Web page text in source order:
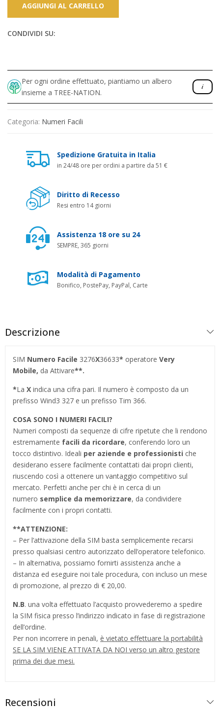
AGGIUNGI AL CARRELLO
CONDIVIDI SU:
Per ogni ordine effettuato, piantiamo un albero
insieme a TREE-NATION.
Categoria: Numeri Facili
Spedizione Gratuita in Italia
in 24/48 ore per ordini a partire da 51 €
Diritto di Recesso
Resi entro 14 giorni
Assistenza 18 ore su 24
SEMPRE, 365 giorni
Modalità di Pagamento
Bonifico, PostePay, PayPal, Carte
Descrizione
SIM Numero Facile 3276X36633* operatore Very
Mobile, da Attivare**.
*La X indica una cifra pari. Il numero è composto da un
prefisso Wind3 327 e un prefisso Tim 366.
COSA SONO I NUMERI FACILI?
Numeri composti da sequenze di cifre ripetute che li rendono
estremamente facili da ricordare, conferendo loro un
tocco distintivo. Ideali per aziende e professionisti che
desiderano essere facilmente contattati dai propri clienti,
riuscendo così a ottenere un vantaggio competitivo sul
mercato. Perfetti anche per chi è in cerca di un
numero semplice da memorizzare, da condividere
facilmente con i propri contatti.
**ATTENZIONE:
– Per l’attivazione della SIM basta semplicemente recarsi
presso qualsiasi centro autorizzato dell’operatore telefonico.
– In alternativa, possiamo fornirti assistenza anche a
distanza ed eseguire noi tale procedura, con incluso un mese
di promozione, al prezzo di € 20,00.
N.B. una volta effettuato l’acquisto provvederemo a spedire
la SIM fisica presso l’indirizzo indicato in fase di registrazione
dell’ordine.
Per non incorrere in penali, è vietato effettuare la portabilità
SE LA SIM VIENE ATTIVATA DA NOI verso un altro gestore
prima dei due mesi.
Recensioni